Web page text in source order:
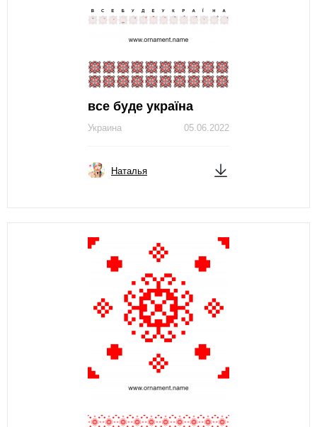
все буде україна
05.06.2022
Украина
Наталья